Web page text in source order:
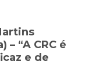
“A CRC é
e de